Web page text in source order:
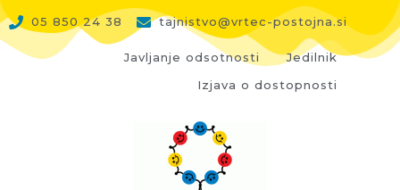
05 850 24 38 tajnistvo@vrtec-postojna.si
Javljanje odsotnosti
Jedilnik
Izjava o dostopnosti